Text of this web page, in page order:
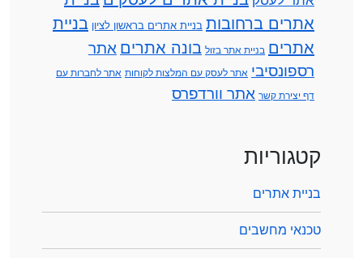
אתרים ברחובות בניית אתרים בראשון לציון בניית
אתרים בניית אתר בזול בונה אתרים אתר
רספונסיבי אתר לעסק עם המלצות לקוחות אתר לחברות עם
דף יצירת קשר אתר וורדפרס
קטגוריות
בניית אתרים
טכנאי מחשבים